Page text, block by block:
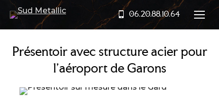
06.20.88.10.64
Présentoir avec structure acier pour
l’aéroport de Garons